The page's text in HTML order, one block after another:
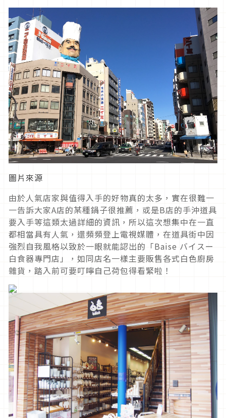
圖片來源
由於人氣店家與值得入手的好物真的太多，實在很難一
一告訴大家A店的某種鍋子很推薦，或是B店的手沖道具
要入手等這類太過詳細的資訊，所以這次想集中在一直
都相當具有人氣，還頻頻登上電視媒體，在道具街中因
強烈自我風格以致於一眼就能認出的「Baise バイスー
白食器專門店」，如同店名一樣主要販售各式白色廚房
雜貨，踏入前可要叮嚀自己荷包得看緊啦！